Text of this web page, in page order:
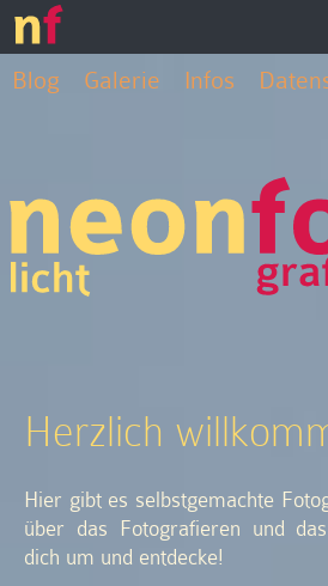
Blog Galerie Infos
Herzlich
Hier gibt es selbstgemachte
über das Fotografieren und
dich um und entdecke!